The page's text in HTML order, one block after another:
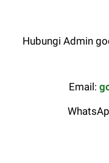
Hubungi Admin
Email: